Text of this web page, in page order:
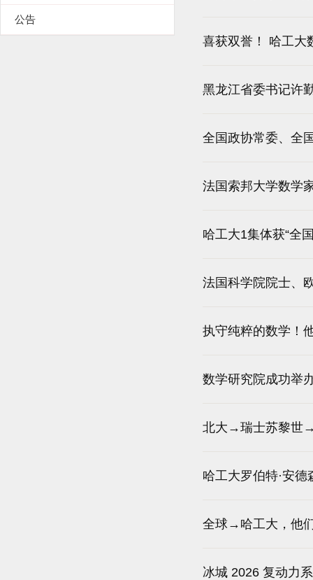
公告
喜获双誉！ 哈工大
黑龙江省委书记许
全国政协常委、全
法国索邦大学数学
哈工大1集体获“全
法国科学院院士、
执守纯粹的数学！
数学研究院成功举
北大→瑞士苏黎世→
哈工大罗伯特·安
全球→哈工大，他
冰城 2026 复动力